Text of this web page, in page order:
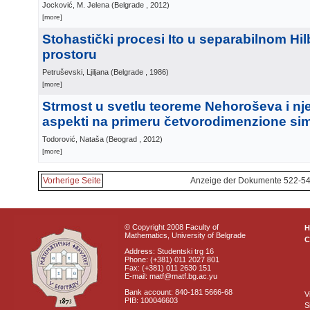
Jocković, M. Jelena (Belgrade , 2012)
[more]
Stohastički procesi Ito u separabilnom
prostoru
Petruševski, Ljiljana (Belgrade , 1986)
[more]
Strmost u svetlu teoreme Nehoroševa i
aspekti na primeru četvorodimenzione
Todorović, Nataša (Beograd , 2012)
[more]
Vorherige Seite Anzeige der Dokumente 522-
© Copyright 2008 Faculty of
Mathematics, University of Belgrade
Address: Studentski trg 16
Phone: (+381) 011 2027 801
Fax: (+381) 011 2630 151
E-mail: matf@matf.bg.ac.yu
Bank account: 840-181 5666-68
PIB: 100046603